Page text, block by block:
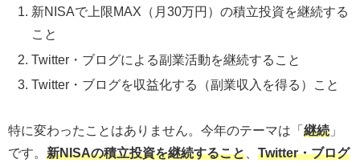
新NISAで上限MAX（月30万円）の積立投資を継続する
こと
Twitter・ブログによる副業活動を継続すること
Twitter・ブログを収益化する（副業収入を得る）こと
特に変わったことはありません。今年のテーマは「 継続 」
です。 新NISAの積立投資を継続すること
Twitter・ブログ